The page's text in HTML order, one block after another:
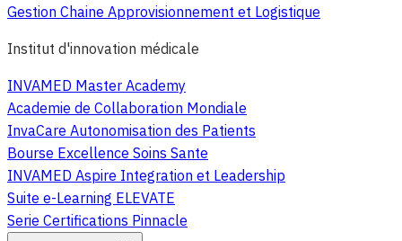
Gestion Chaine Approvisionnement et Logistique
Institut d'innovation médicale
INVAMED Master Academy
Academie de Collaboration Mondiale
InvaCare Autonomisation des Patients
Bourse Excellence Soins Sante
INVAMED Aspire Integration et Leadership
Suite e-Learning ELEVATE
Serie Certifications Pinnacle